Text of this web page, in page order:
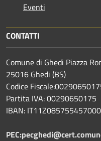
Eventi
CONTATTI
Comune di Ghedi Piazza
25016 Ghedi (BS)
Codice
Partita IVA: 00290650175
IBAN: